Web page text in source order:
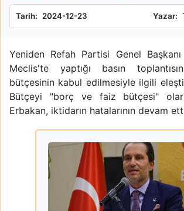
Tarih: 2024-12-23 Yazar:
Yeniden Refah Partisi Genel
Meclis'te yaptığı basın
bütçesinin kabul edilmesiyle ilgili
Bütçeyi "borç ve faiz bütçesi"
Erbakan, iktidarın hatalarının devam